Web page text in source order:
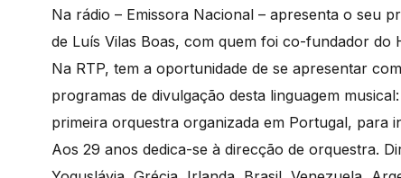
Na rádio – Emissora Nacional – apresenta o seu
de Luís Vilas Boas, com quem foi co-fundador do
Na RTP, tem a oportunidade de se apresentar
programas de divulgação desta linguagem musical:
primeira orquestra organizada em Portugal, para
Aos 29 anos dedica-se à direcção de orquestra.